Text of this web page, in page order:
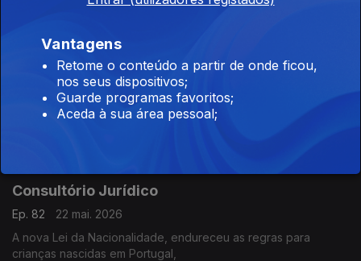
Atrasos na AIMA para pedidos de Naturalização
Consultório Jurídico
25 mai. 2026
A norma que retira a nacionalidade a condenados foi
Consultório Jurídico
Ep. 82
22 mai. 2026
A nova Lei da Nacionalidade, endureceu as regras para
crianças nascidas em Portugal,
Vantagens
Retome o conteúdo a partir de onde ficou,
nos seus dispositivos;
Guarde programas favoritos;
Aceda à sua área pessoal;